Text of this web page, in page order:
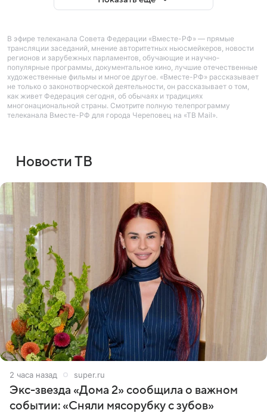
В эфире телеканала Совета Федерации «Вместе-РФ» — прямые
трансляции заседаний, мнение авторитетных ньюсмейкеров, новости
регионов и зарубежных парламентов, обучающие и научно-
популярные программы, документальное кино, лучшие отечественные
художественные фильмы и многое другое. «Вместе-РФ» рассказывает
не только о законотворческой деятельности, он рассказывает о том,
как живет Федерация сегодня, об обычаях и традициях
многонациональной страны. Смотрите полную телепрограмму
телеканала Вместе-РФ для города Череповец на «ТВ Mail».
Новости ТВ
2 часа назад super.ru
Экс-звезда «Дома 2» сообщила о важном
событии: «Сняли мясорубку с зубов»